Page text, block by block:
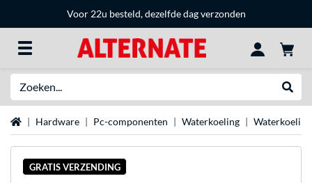
Voor 22u besteld, dezelfde dag verzonden
Home Hardware Pc-componenten Waterkoeling
GRATIS VERZENDING